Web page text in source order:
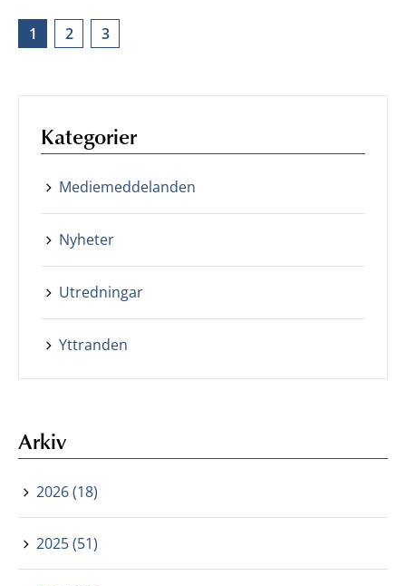
1 2 3
Kategorier
Mediemeddelanden
Nyheter
Utredningar
Yttranden
Arkiv
2026 (18)
2025 (51)